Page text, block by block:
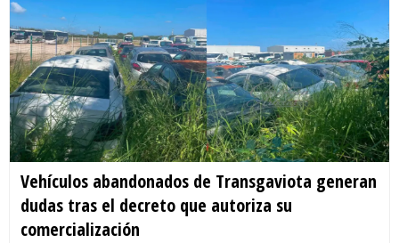
Vehículos abandonados de Transgaviota generan
dudas tras el decreto que autoriza su
comercialización